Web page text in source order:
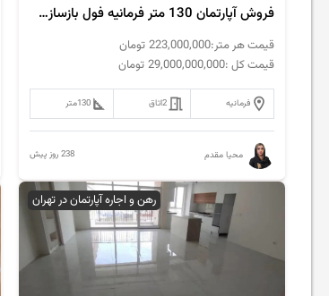
فروش‌ آپارتمان 130 متر فرمانیه فول بازسازی مدرن
قیمت هر متر:223,000,000 تومان
قیمت کل :29,000,000,000 تومان
فرمانیه 2اتاق 130متر
محیا مقدم 238 روز پیش
رهن و اجاره آپارتمان در تهران